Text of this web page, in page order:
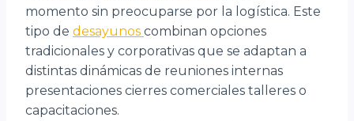
momento sin preocuparse por la logística. Este
tipo de desayunos combinan opciones
tradicionales y corporativas que se adaptan a
distintas dinámicas de reuniones internas
presentaciones cierres comerciales talleres o
capacitaciones.